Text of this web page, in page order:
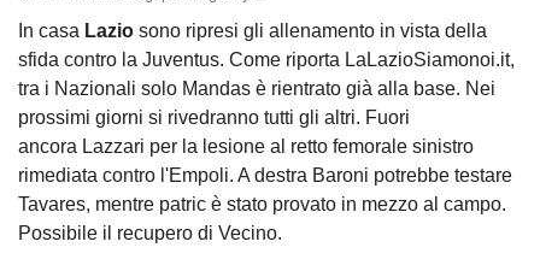
In casa Lazio sono ripresi gli allenamento in vista della
sfida contro la Juventus. Come riporta LaLazioSiamonoi.it,
tra i Nazionali solo Mandas è rientrato già alla base. Nei
prossimi giorni si rivedranno tutti gli altri. Fuori
ancora Lazzari per la lesione al retto femorale sinistro
rimediata contro l'Empoli. A destra Baroni potrebbe testare
Tavares, mentre patric è stato provato in mezzo al campo.
Possibile il recupero di Vecino.